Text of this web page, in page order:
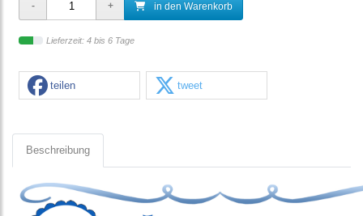
in den Warenkorb
Lieferzeit: 4 bis 6 Tage
teilen tweet
Beschreibung